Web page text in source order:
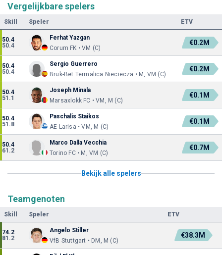
Vergelijkbare spelers
Skill Speler ETV
50.4
50.4
Ferhat Yazgan
Corum FK • VM (C)
€0.2M
50.4
50.4
Sergio Guerrero
Bruk-Bet Termalica Nieciecza • M, VM (C)
€0.2M
50.4
51.1
Joseph Minala
Marsaxlokk FC • VM, M (C)
€0.1M
50.4
51.8
Paschalis Staikos
AE Larisa • VM, M (C)
€0.1M
50.4
61.2
Marco Dalla Vecchia
Torino FC • M, VM (C)
€0.7M
Bekijk alle spelers
Teamgenoten
Skill Speler ETV
74.2
81.2
Angelo Stiller
VfB Stuttgart • DM, M (C)
€38.3M